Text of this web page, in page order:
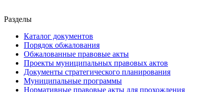
Разделы
Каталог документов
Порядок обжалования
Обжалованные правовые акты
Проекты муниципальных правовых актов
Документы стратегического планирования
Муниципальные программы
Нормативные правовые акты для прохождения